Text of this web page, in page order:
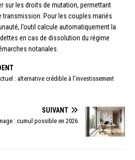
sur les droits de mutation, permettant
transmission. Pour les couples mariés
l’outil calcule automatiquement la
en cas de dissolution du régime
notariales.
: alternative crédible à l’investissement
SUIVANT
: cumul possible en 2026